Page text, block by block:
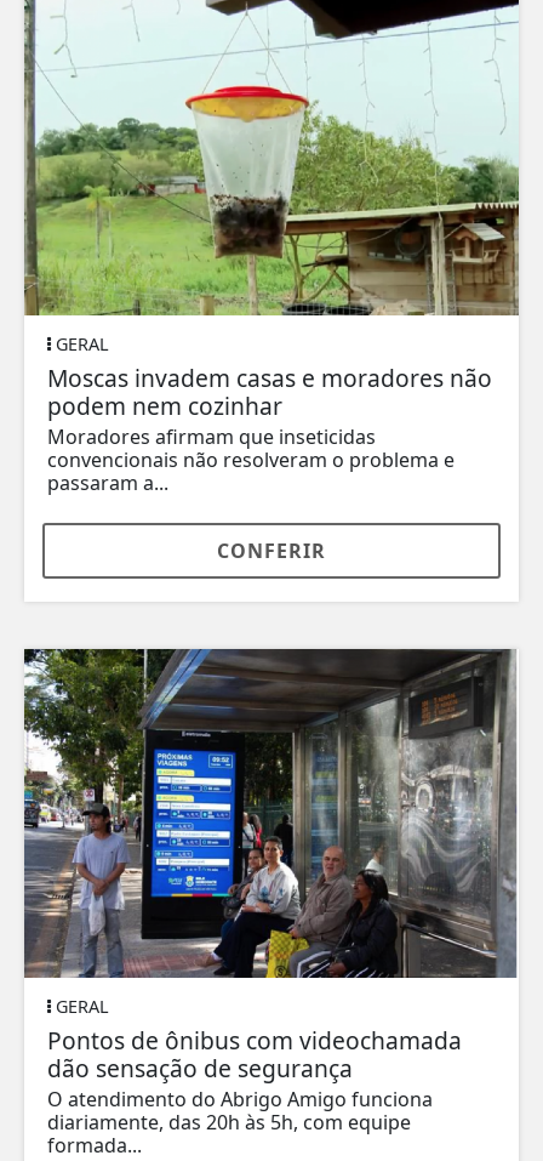
GERAL
Moscas invadem casas e moradores não
podem nem cozinhar
Moradores afirmam que inseticidas
convencionais não resolveram o problema e
passaram a...
CONFERIR
GERAL
Pontos de ônibus com videochamada
dão sensação de segurança
O atendimento do Abrigo Amigo funciona
diariamente, das 20h às 5h, com equipe
formada...